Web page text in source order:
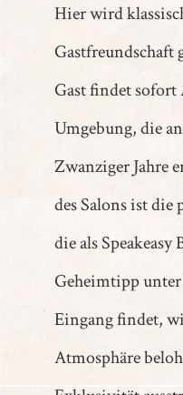
Hier wird
Gastfreundschaft
Gast findet sofort
Umgebung, die
Zwanziger Jahre
des Salons ist
die als
Geheimtipp
Eingang findet,
Atmosphäre